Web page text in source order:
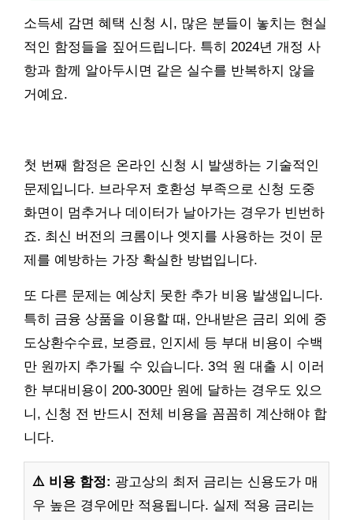
소득세 감면 혜택 신청 시, 많은 분들이 놓치는 현실
적인 함정들을 짚어드립니다. 특히 2024년 개정 사
항과 함께 알아두시면 같은 실수를 반복하지 않을
거예요.
첫 번째 함정은 온라인 신청 시 발생하는 기술적인
문제입니다. 브라우저 호환성 부족으로 신청 도중
화면이 멈추거나 데이터가 날아가는 경우가 빈번하
죠. 최신 버전의 크롬이나 엣지를 사용하는 것이 문
제를 예방하는 가장 확실한 방법입니다.
또 다른 문제는 예상치 못한 추가 비용 발생입니다.
특히 금융 상품을 이용할 때, 안내받은 금리 외에 중
도상환수수료, 보증료, 인지세 등 부대 비용이 수백
만 원까지 추가될 수 있습니다. 3억 원 대출 시 이러
한 부대비용이 200-300만 원에 달하는 경우도 있으
니, 신청 전 반드시 전체 비용을 꼼꼼히 계산해야 합
니다.
⚠️ 비용 함정: 광고상의 최저 금리는 신용도가 매
우 높은 경우에만 적용됩니다. 실제 적용 금리는